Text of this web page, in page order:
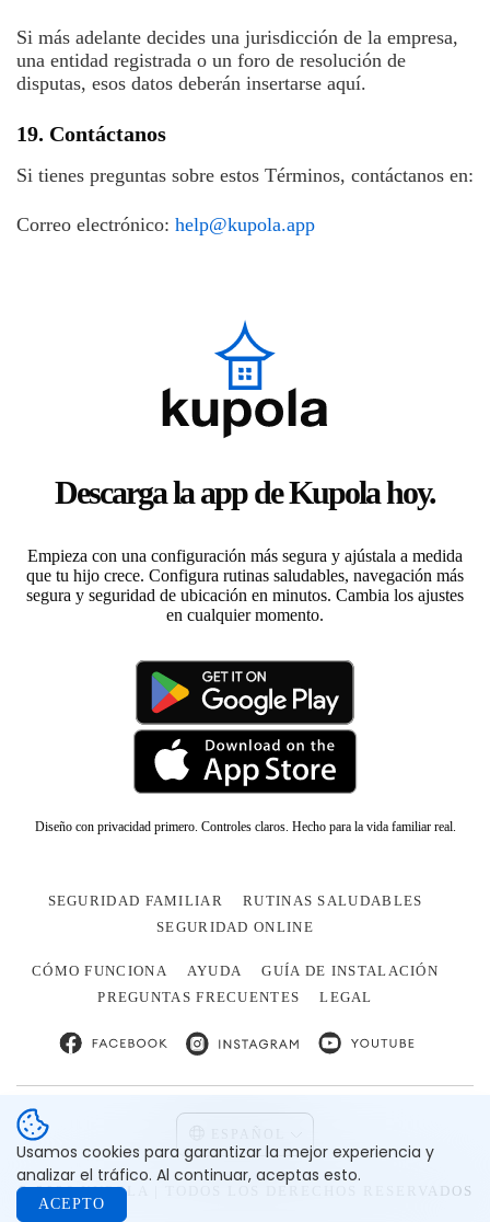
Si más adelante decides una jurisdicción de la empresa,
una entidad registrada o un foro de resolución de
disputas, esos datos deberán insertarse aquí.
19. Contáctanos
Si tienes preguntas sobre estos Términos, contáctanos en:
Correo electrónico: help@kupola.app
Descarga la app de Kupola hoy.
Empieza con una configuración más segura y ajústala a medida
que tu hijo crece. Configura rutinas saludables, navegación más
segura y seguridad de ubicación en minutos. Cambia los ajustes
en cualquier momento.
Diseño con privacidad primero. Controles claros. Hecho para la vida familiar real.
SEGURIDAD FAMILIAR
RUTINAS SALUDABLES
SEGURIDAD ONLINE
CÓMO FUNCIONA AYUDA
GUÍA DE INSTALACIÓN
PREGUNTAS FRECUENTES
LEGAL
© 2026 KUPOLA | TODOS LOS DERECHOS RESERVADOS
Usamos cookies para garantizar la mejor experiencia y
analizar el tráfico. Al continuar, aceptas esto.
ACEPTO